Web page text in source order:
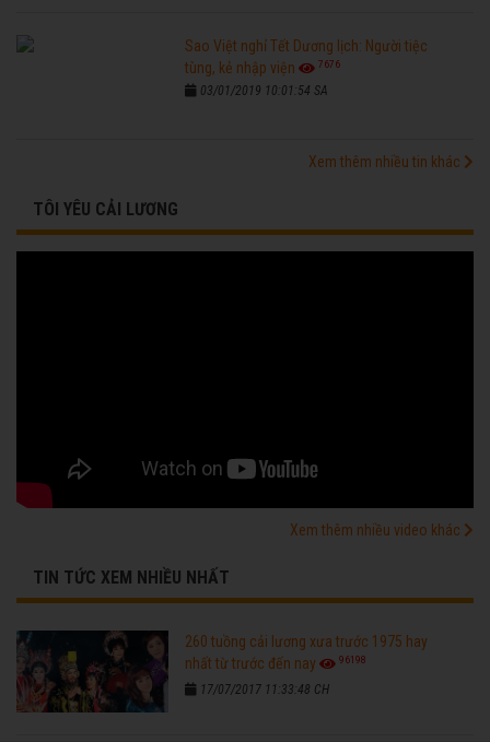
Sao Việt nghỉ Tết Dương lịch: Người tiệc
tùng, kẻ nhập viện
7676
03/01/2019 10:01:54 SA
Xem thêm nhiều tin khác
TÔI YÊU CẢI LƯƠNG
Xem thêm nhiều video khác
TIN TỨC XEM NHIỀU NHẤT
260 tuồng cải lương xưa trước 1975 hay
nhất từ trước đến nay
96198
17/07/2017 11:33:48 CH